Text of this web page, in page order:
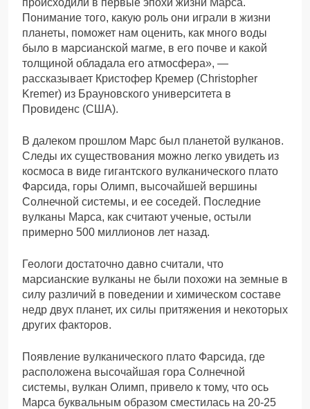
Понимание того, какую роль они играли в жизни
планеты, поможет нам оценить, как много воды
было в марсианской магме, в его почве и какой
толщиной обладала его атмосфера», —
рассказывает Кристофер Кремер (Christopher
Kremer) из Брауновского университета в
Провиденс (США).
В далеком прошлом Марс был планетой вулканов.
Следы их существования можно легко увидеть из
космоса в виде гигантского вулканического плато
Фарсида, горы Олимп, высочайшей вершины
Солнечной системы, и ее соседей. Последние
вулканы Марса, как считают ученые, остыли
примерно 500 миллионов лет назад.
Геологи достаточно давно считали, что
марсианские вулканы не были похожи на земные в
силу различий в поведении и химическом составе
недр двух планет, их силы притяжения и некоторых
других факторов.
Появление вулканического плато Фарсида, где
расположена высочайшая гора Солнечной
системы, вулкан Олимп, привело к тому, что ось
Марса буквальным образом сместилась на 20-25